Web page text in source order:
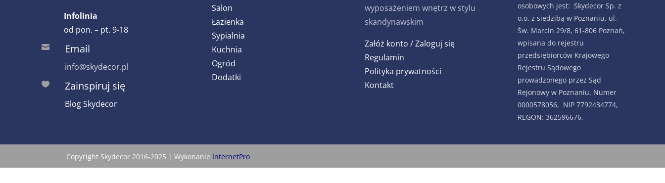
Infolinia
od pon. – pt. 9-18
 Email
info@skydecor.pl
 Zainspiruj się
Blog Skydecor
Salon
Łazienka
Sypialnia
Kuchnia
Ogród
Dodatki
wyposażeniem wnętrz w stylu
skandynawskim
Załóż konto / Zaloguj się
Regulamin
Polityka prywatności
Kontakt
osobowych jest: Skydecor Sp. z
o.o. z siedzibą w Poznaniu, ul.
Św. Marcin 29/8, 61-806 Poznań,
wpisana do rejestru
przedsiębiorców Krajowego
Rejestru Sądowego
prowadzonego przez Sąd
Rejonowy w Poznaniu. Numer
0000578056, NIP 7792434774,
REGON: 362596676.
Copyright Skydecor 2016-2025 | Wykonanie InternetPro